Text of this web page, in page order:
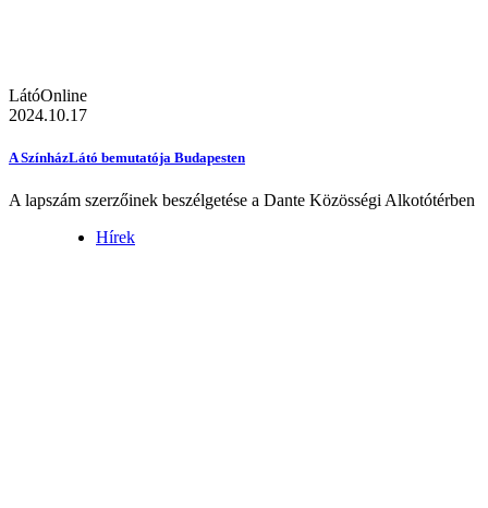
LátóOnline
2024.10.17
A SzínházLátó bemutatója Budapesten
A lapszám szerzőinek beszélgetése a Dante Közösségi Alkotótérben
Hírek